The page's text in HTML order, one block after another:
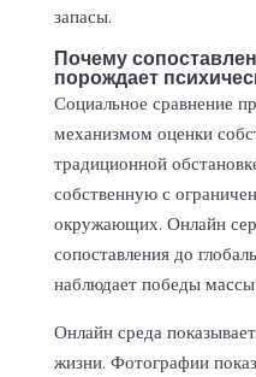
запасы.
Почему
порождает
Социальное сравнение
механизмом оценки
традиционной
собственную с
окружающих. Онлайн
сопоставления до
наблюдает победы
Онлайн среда
жизни. Фотографии